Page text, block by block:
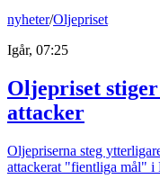
nyheter/Oljepriset
Igår, 07:25
Oljepriset
attacker
Oljepriserna steg
attackerat "fientliga mål" i